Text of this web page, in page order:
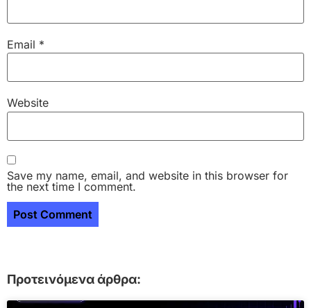
Email *
Website
Save my name, email, and website in this browser for
the next time I comment.
Προτεινόμενα άρθρα: